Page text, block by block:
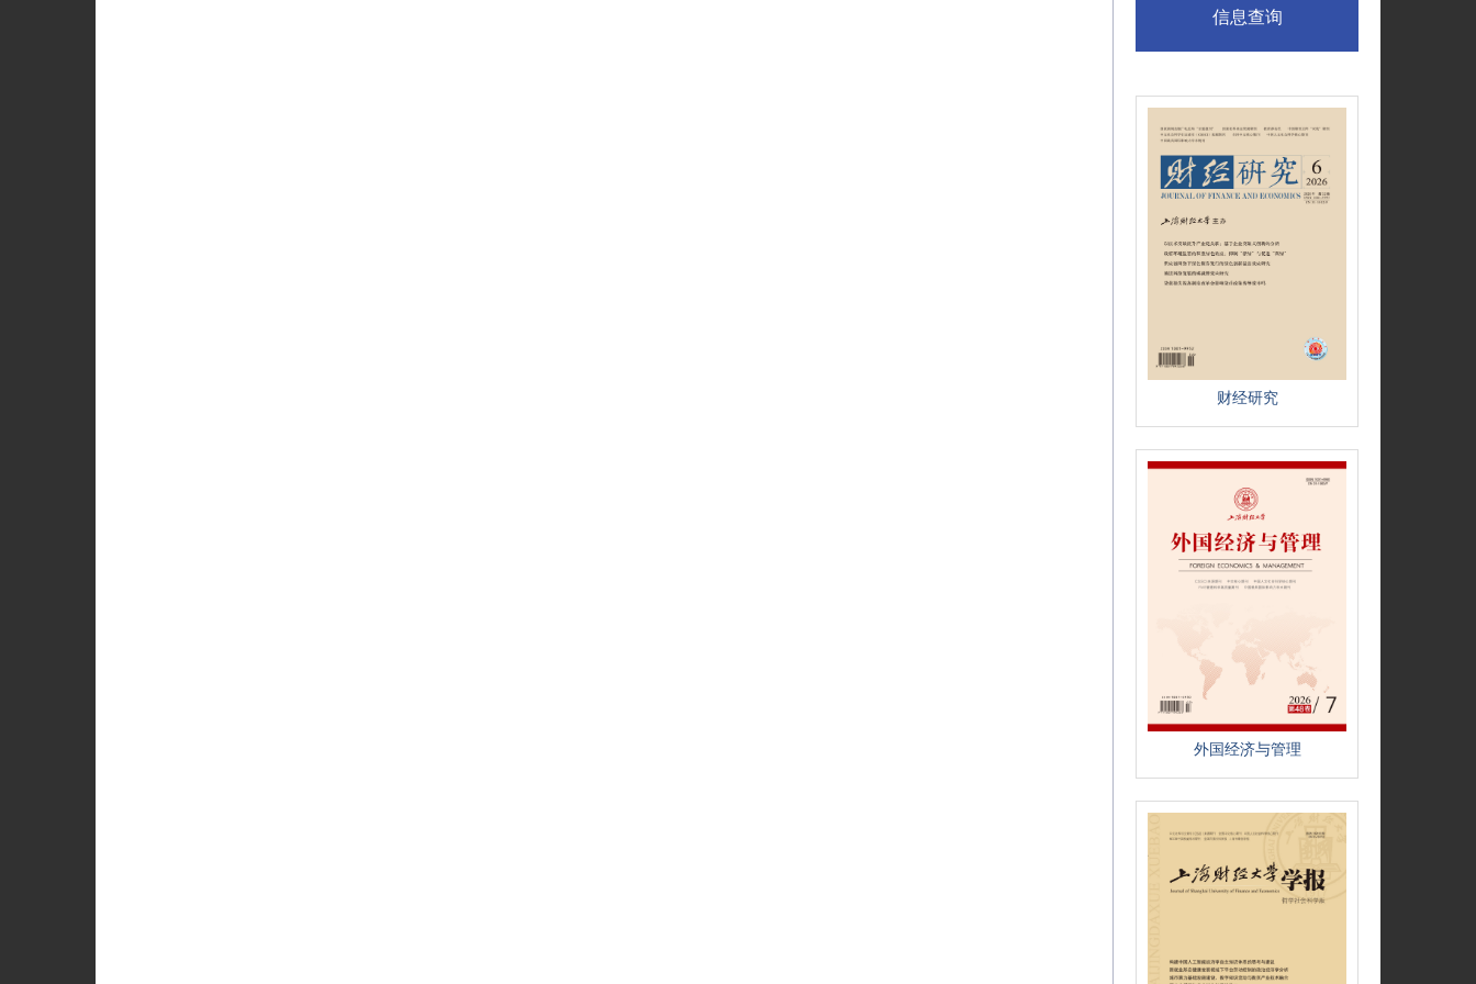
信息查询
财经研究
外国经济与管理